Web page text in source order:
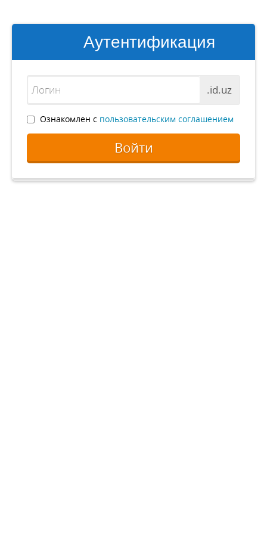
Аутентификация
.id.uz
Ознакомлен с пользовательским соглашением
Войти